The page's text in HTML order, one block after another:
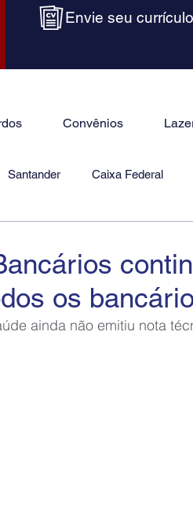
Envie seu currículo
Convênios
Santander Caixa Federal
os
ainda não emitiu nota